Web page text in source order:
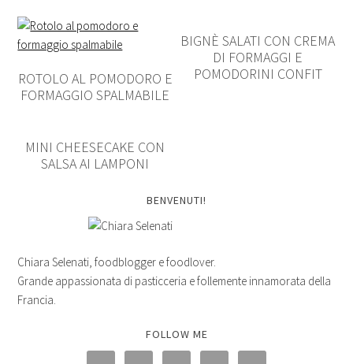
ROTOLO AL POMODORO E
FORMAGGIO SPALMABILE
BIGNÈ SALATI CON CREMA
DI FORMAGGI E
POMODORINI CONFIT
MINI CHEESECAKE CON
SALSA AI LAMPONI
BENVENUTI!
Chiara Selenati, foodblogger e foodlover.
Grande appassionata di pasticceria e follemente innamorata della
Francia.
FOLLOW ME